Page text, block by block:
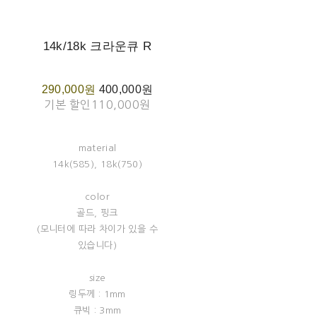
14k/18k 크라운큐 R
290,000원 400,000원
기본 할인 110,000원
material
14k(585), 18k(750)
color
골드, 핑크
(모니터에 따라 차이가 있을 수
있습니다)
size
링두께 : 1mm
큐빅 : 3mm